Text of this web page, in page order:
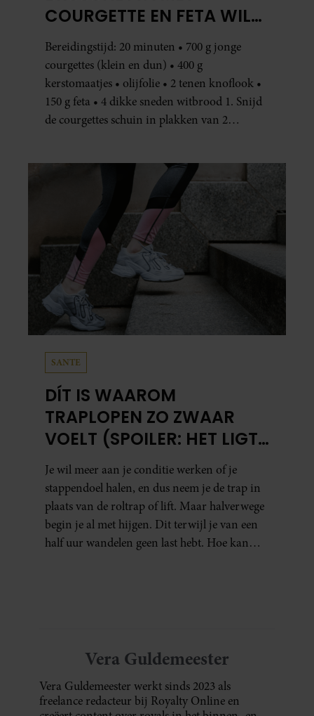
COURGETTE EN FETA WIL
JE METEEN MAKEN
Bereidingstijd: 20 minuten • 700 g jonge
courgettes (klein en dun) • 400 g
kerstomaatjes • olijfolie • 2 tenen knoflook •
150 g feta • 4 dikke sneden witbrood 1. Snijd
de courgettes schuin in plakken van 2
SANTE
DÍT IS WAAROM
TRAPLOPEN ZO ZWAAR
VOELT (SPOILER: HET LIGT
NIET AAN JE CONDITIE)
Je wil meer aan je conditie werken of je
stappendoel halen, en dus neem je de trap in
plaats van de roltrap of lift. Maar halverwege
begin je al met hijgen. Dit terwijl je van een
half uur wandelen geen last hebt. Hoe kan
Vera Guldemeester
Vera Guldemeester werkt sinds 2023 als
freelance redacteur bij Royalty Online en